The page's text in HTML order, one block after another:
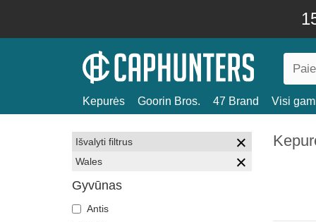
Kepurės Goorin Bros. 47 Brand Visi
Išvalyti filtrus
Wales
Gyvūnas
Antis